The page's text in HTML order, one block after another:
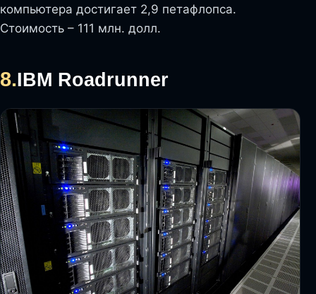
компьютера достигает 2,9 петафлопса.
Стоимость – 111 млн. долл.
8.IBM Roadrunner